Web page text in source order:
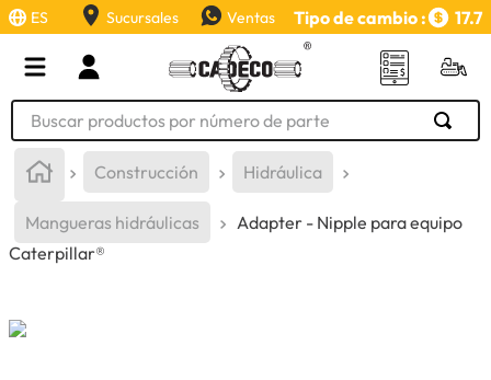
ES Sucursales Ventas Tipo de cambio : 17.7
Buscar productos por número de parte
Construcción Hidráulica
Mangueras hidráulicas
Adapter - Nipple para equipo
Caterpillar®
TÉRMINOS MÁS BUSCADOS
2 .
aceite